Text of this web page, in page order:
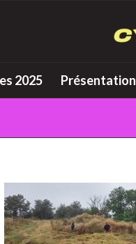
2025 Présentation